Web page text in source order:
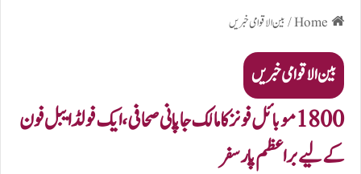
/بین الاقوامی خبریں
بین الاقوامی خبریں
1800 موبائل فونز کا مالک جاپانی صحافی، ایک فولڈ ایبل فون
کے لیے براعظم پار سفر